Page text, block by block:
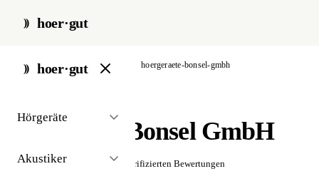
hoer·gut
hoer·gut
Hörgeräte
Akustiker
start / akustiker / frankfurt hoergeraete-bonsel-gmbh
Hörgeräte Bonsel GmbH
☆☆☆☆☆ Noch keine verifizierten Bewertungen